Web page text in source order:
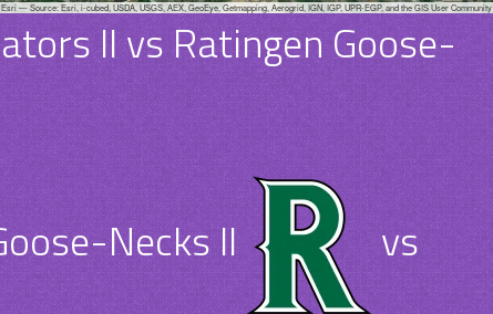
— Source: Esri, i-cubed, USDA, USGS, AEX, GeoEye, Getmapping, Aerogrid, IGN, IGP, UPR-EGP, and the GIS User Community
II vs Ratingen Goose-
Necks II
vs